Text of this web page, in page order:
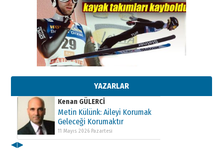
YAZARLAR
Kenan GÜLERCİ
Metin Külünk: Aileyi Korumak
11 Mayıs 2026 Pazartesi
Kenan GÜLERCİ
Metin Külünk: Aileyi Korumak
Geleceği Korumaktır
11 Mayıs 2026 Pazartesi
◀▶